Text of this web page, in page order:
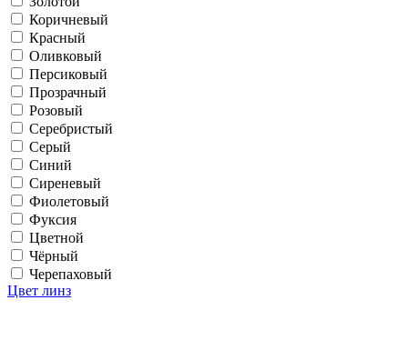
Коричневый
Красный
Оливковый
Персиковый
Прозрачный
Розовый
Серебристый
Серый
Синий
Сиреневый
Фиолетовый
Фуксия
Цветной
Чёрный
Черепаховый
Цвет линз